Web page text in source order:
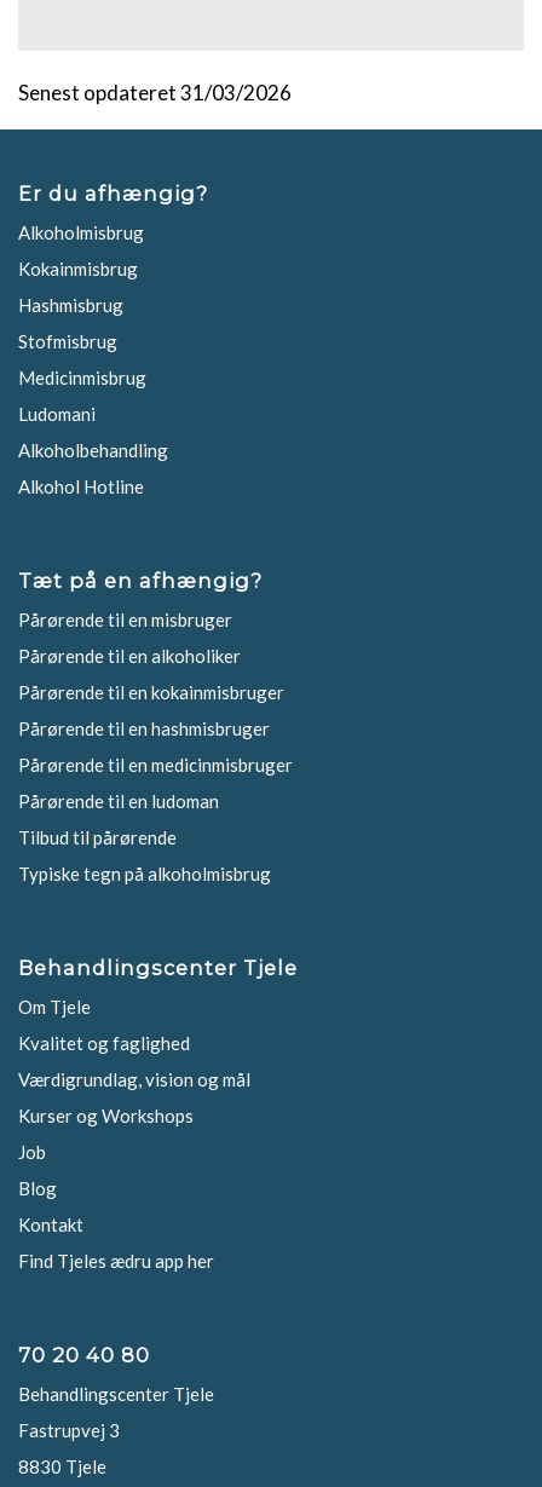
Senest opdateret 31/03/2026
Er du afhængig?
Alkoholmisbrug
Kokainmisbrug
Hashmisbrug
Stofmisbrug
Medicinmisbrug
Ludomani
Alkoholbehandling
Alkohol Hotline
Tæt på en afhængig?
Pårørende til en misbruger
Pårørende til en alkoholiker
Pårørende til en kokainmisbruger
Pårørende til en hashmisbruger
Pårørende til en medicinmisbruger
Pårørende til en ludoman
Tilbud til pårørende
Typiske tegn på alkoholmisbrug
Behandlingscenter Tjele
Om Tjele
Kvalitet og faglighed
Værdigrundlag, vision og mål
Kurser og Workshops
Job
Blog
Kontakt
Find Tjeles ædru app her
70 20 40 80
Behandlingscenter Tjele
Fastrupvej 3
8830 Tjele